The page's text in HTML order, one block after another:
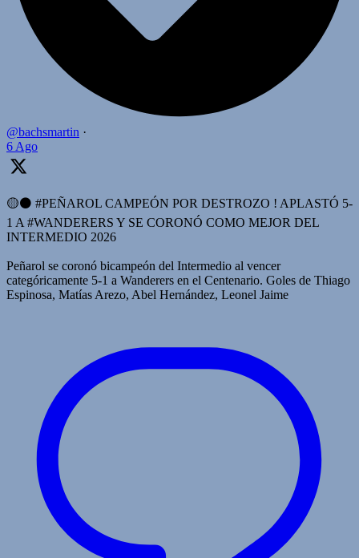
@bachsmartin ·
6 Ago
🟡⚫️ #PEÑAROL CAMPEÓN POR DESTROZO ! APLASTÓ 5-
1 A #WANDERERS Y SE CORONÓ COMO MEJOR DEL
INTERMEDIO 2026
Peñarol se coronó bicampeón del Intermedio al vencer
categóricamente 5-1 a Wanderers en el Centenario. Goles de Thiago
Espinosa, Matías Arezo, Abel Hernández, Leonel Jaime